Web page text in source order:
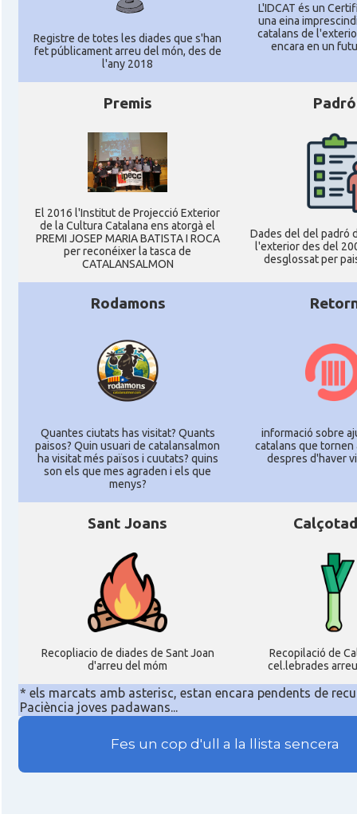
Registre de totes les diades que s'han
fet públicament arreu del món, des de
l'any 2018
L'IDCAT és un
una eina
catalans de
encara en un
Premis
El 2016 l'Institut de Projecció Exterior
de la Cultura Catalana ens atorgà el
PREMI JOSEP MARIA BATISTA I ROCA
per reconéixer la tasca de
CATALANSALMON
Padró
Dades del del padró
l'exterior des del
desglossat per
Rodamons
Quantes ciutats has visitat? Quants
paisos? Quin usuari de catalansalmon
ha visitat més països i cuutats? quins
son els que mes agraden i els que
menys?
informació sobre
catalans que tornen
despres d'haver
Sant Joans
Recopliacio de diades de Sant Joan
d'arreu del móm
Recopilació de
cel.lebrades
* els marcats amb asterisc, estan encara pendents de
Paciència joves padawans...
Fes un cop d'ull a la llista sencera